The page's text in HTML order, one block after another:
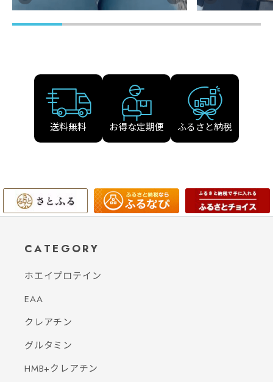
送料無料 お得な定期便 ふるさと納税
CATEGORY
ホエイプロテイン
EAA
クレアチン
グルタミン
HMB+クレアチン